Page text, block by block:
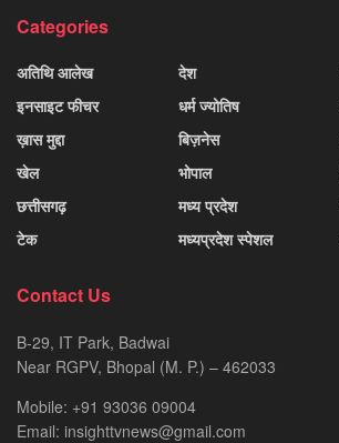
Categories
अतिथि आलेख
इनसाइट फीचर
ख़ास मुद्दा
खेल
छत्तीसगढ़
टेक
देश
धर्म ज्योतिष
बिज़नेस
भोपाल
मध्य प्रदेश
मध्यप्रदेश स्पेशल
Contact Us
B-29, IT Park, Badwai
Near RGPV, Bhopal (M. P.) – 462033
Mobile: +91 93036 09004
Email: insighttvnews@gmail.com